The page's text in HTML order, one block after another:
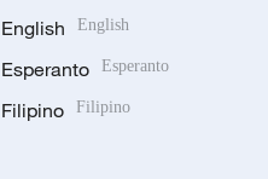
English English
Esperanto Esperanto
Filipino Filipino